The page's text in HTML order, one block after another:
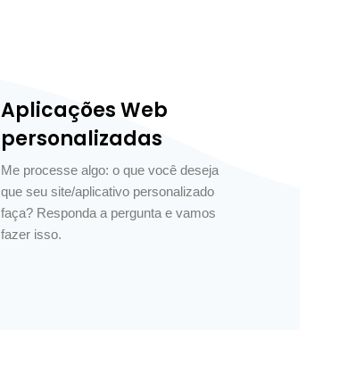
Aplicações Web
personalizadas
Me processe algo: o que você deseja
que seu site/aplicativo personalizado
faça? Responda a pergunta e vamos
fazer isso.